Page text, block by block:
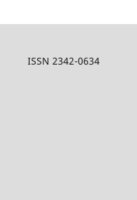
ISSN 2342-0634